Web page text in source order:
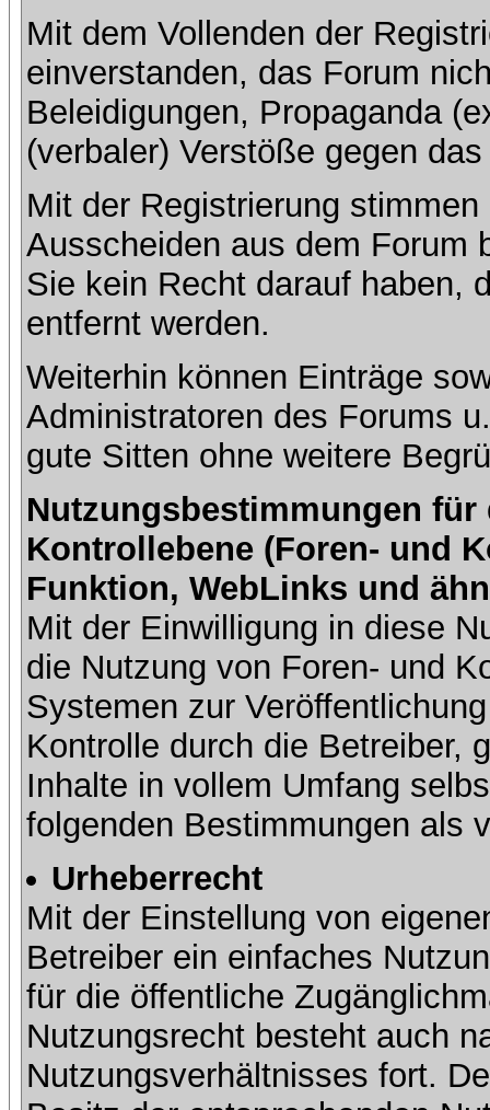
Mit dem Vollenden der
einverstanden, das Forum
Beleidigungen, Propaganda
(verbaler) Verstöße gegen
Mit der Registrierung
Ausscheiden aus dem Forum
Sie kein Recht darauf haben,
entfernt werden.
Weiterhin können Einträge
Administratoren des Forums
gute Sitten ohne weitere
Nutzungsbestimmungen
Kontrollebene (Foren- und
Funktion, WebLinks und
Mit der Einwilligung in diese
die Nutzung von Foren- und
Systemen zur
Kontrolle durch die Betreiber,
Inhalte in vollem Umfang
folgenden Bestimmungen als
Urheberrecht
Mit der Einstellung von
Betreiber ein einfaches
für die öffentliche
Nutzungsrecht besteht auch
Nutzungsverhältnisses fort.